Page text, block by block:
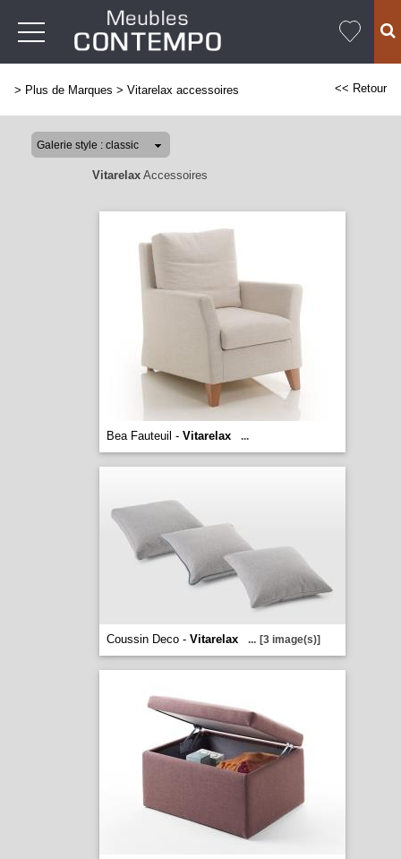
> Plus de Marques > Vitarelax accessoires << Retour
VitarelaxAccessoires
Bea Fauteuil - Vitarelax ...
Coussin Deco - Vitarelax ... [3 image(s)]